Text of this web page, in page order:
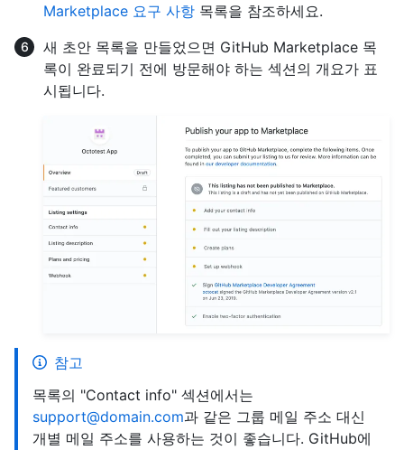
Marketplace 요구 사항 목록을 참조하세요.
새 초안 목록을 만들었으면 GitHub Marketplace 목
록이 완료되기 전에 방문해야 하는 섹션의 개요가 표
시됩니다.
참고
목록의 "Contact info" 섹션에서는
support@domain.com과 같은 그룹 메일 주소 대신
개별 메일 주소를 사용하는 것이 좋습니다. GitHub에